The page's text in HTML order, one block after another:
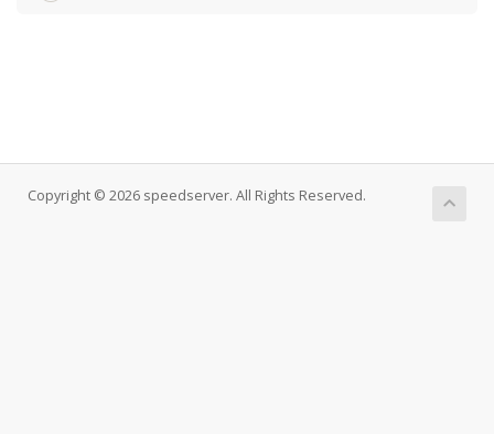
Copyright © 2026 speedserver. All Rights Reserved.